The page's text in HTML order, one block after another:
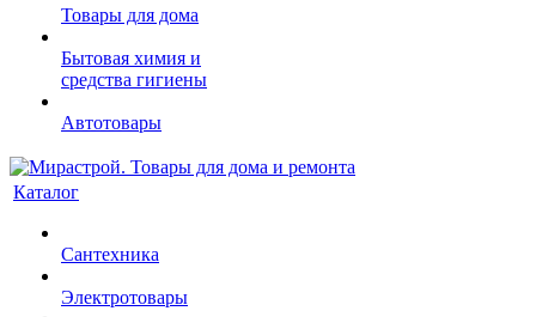
Товары для дома
Бытовая химия и
средства гигиены
Автотовары
Каталог
Сантехника
Электротовары